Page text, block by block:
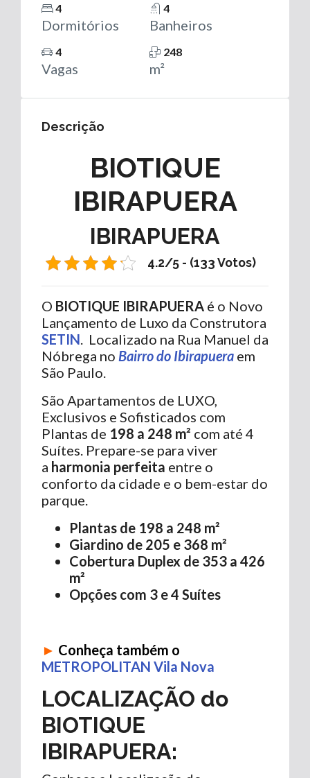
4
Dormitórios
4
Banheiros
4
Vagas
248
m²
Descrição
BIOTIQUE
IBIRAPUERA
IBIRAPUERA
4.2/5 - (133 Votos)
O BIOTIQUE IBIRAPUERA é o Novo
Lançamento de Luxo da Construtora
SETIN . Localizado na Rua Manuel da
Nóbrega no Bairro do Ibirapuera em
São Paulo.
São Apartamentos de LUXO,
Exclusivos e Sofisticados com
Plantas de 198 a 248 m² com até 4
Suítes. Prepare-se para viver
a harmonia perfeita entre o
conforto da cidade e o bem-estar do
parque.
Plantas de 198 a 248 m²
Giardino de 205 e 368 m²
Cobertura Duplex de 353 a 426
m²
Opções com 3 e 4 Suítes
► Conheça também o
METROPOLITAN Vila Nova
LOCALIZAÇÃO do
BIOTIQUE
IBIRAPUERA: